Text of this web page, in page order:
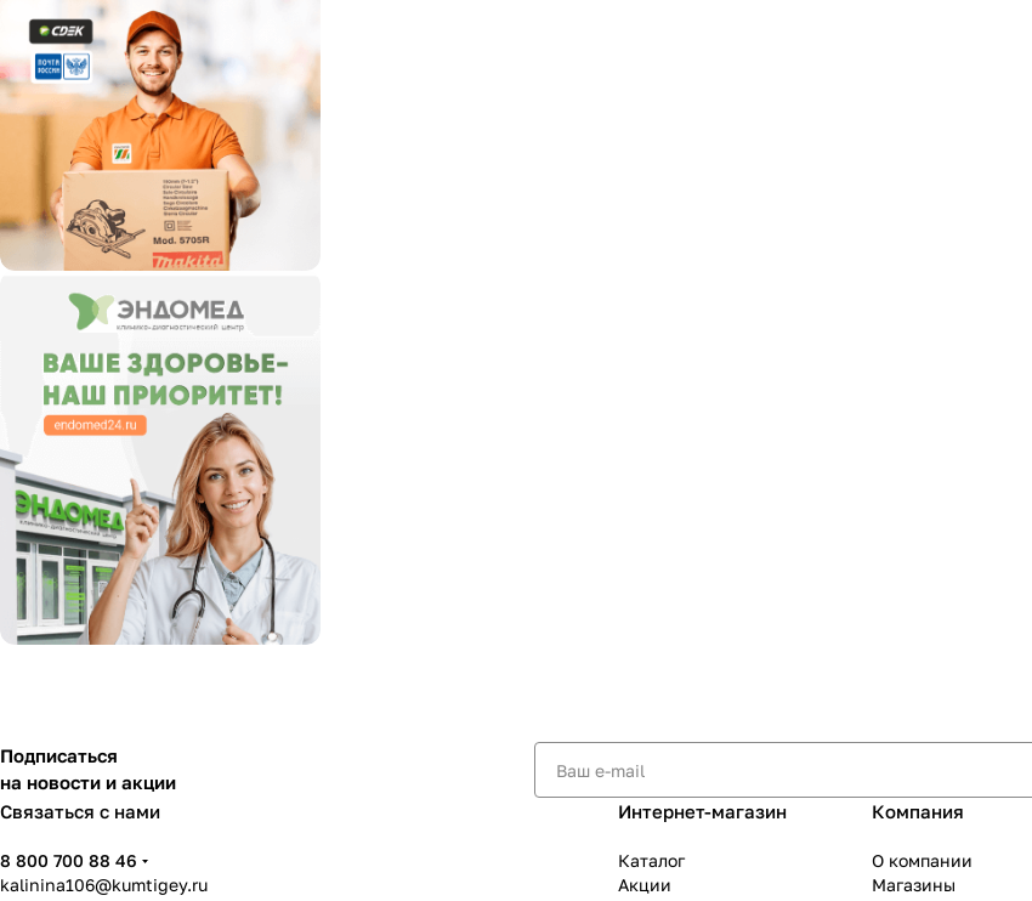
Подписаться
на новости и акции
Связаться с нами
8 800 700 88 46
kalinina106@kumtigey.ru
Интернет-магазин
Каталог
Акции
Компания
О компании
Магазины